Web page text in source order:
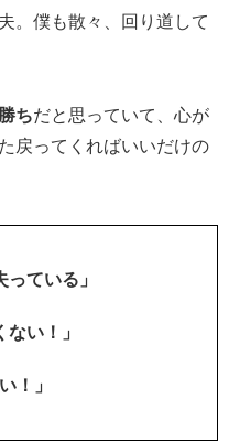
。僕も散々、回り道して
ちだと思っていて、心が
戻ってくればいいだけの
っている」
い！」
！」